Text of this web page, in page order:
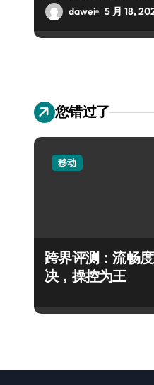
dawei 5 月 18,
您错过了
移动
跨界评测：流畅
决，操控为王